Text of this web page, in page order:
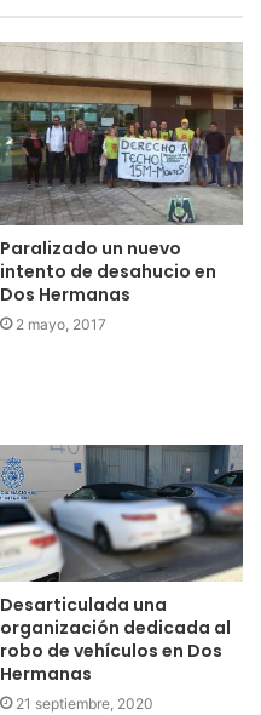
Paralizado un nuevo
intento de desahucio en
Dos Hermanas
2 mayo, 2017
Desarticulada una
organización dedicada al
robo de vehículos en Dos
Hermanas
21 septiembre, 2020